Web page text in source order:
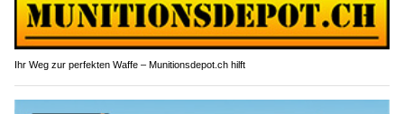
Ihr Weg zur perfekten Waffe – Munitionsdepot.ch hilft